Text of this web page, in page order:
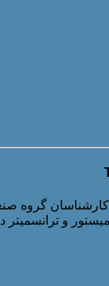
کارشناسان
و